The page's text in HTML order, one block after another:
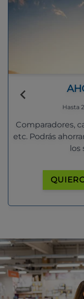
Hasta
Comparadores,
etc. Podrás
los